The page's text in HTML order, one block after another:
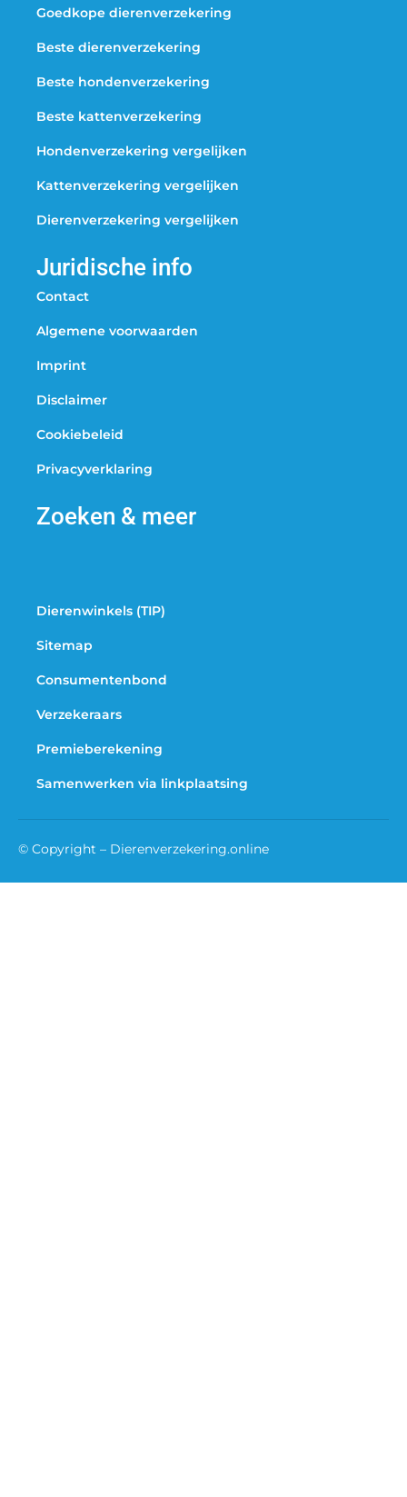
Goedkope dierenverzekering
Beste dierenverzekering
Beste hondenverzekering
Beste kattenverzekering
Hondenverzekering vergelijken
Kattenverzekering vergelijken
Dierenverzekering vergelijken
Juridische info
Contact
Algemene voorwaarden
Imprint
Disclaimer
Cookiebeleid
Privacyverklaring
Zoeken & meer
Dierenwinkels (TIP)
Sitemap
Consumentenbond
Verzekeraars
Premieberekening
Samenwerken via linkplaatsing
© Copyright – Dierenverzekering.online